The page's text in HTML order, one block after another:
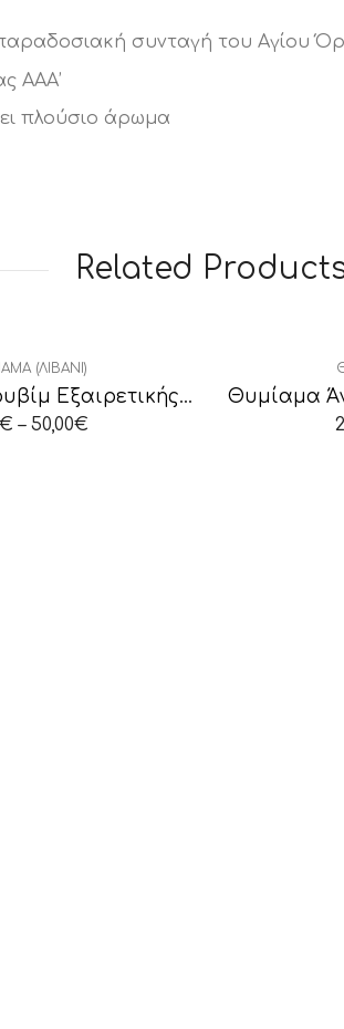
συνταγή του Αγίου
ΑΑΑ’
πλούσιο άρωμα
Related
(ΛΙΒΆΝΙ)
Θυμίαμα Χερουβίμ Εξαιρετικής Ποιότητας
€ – 50,00€